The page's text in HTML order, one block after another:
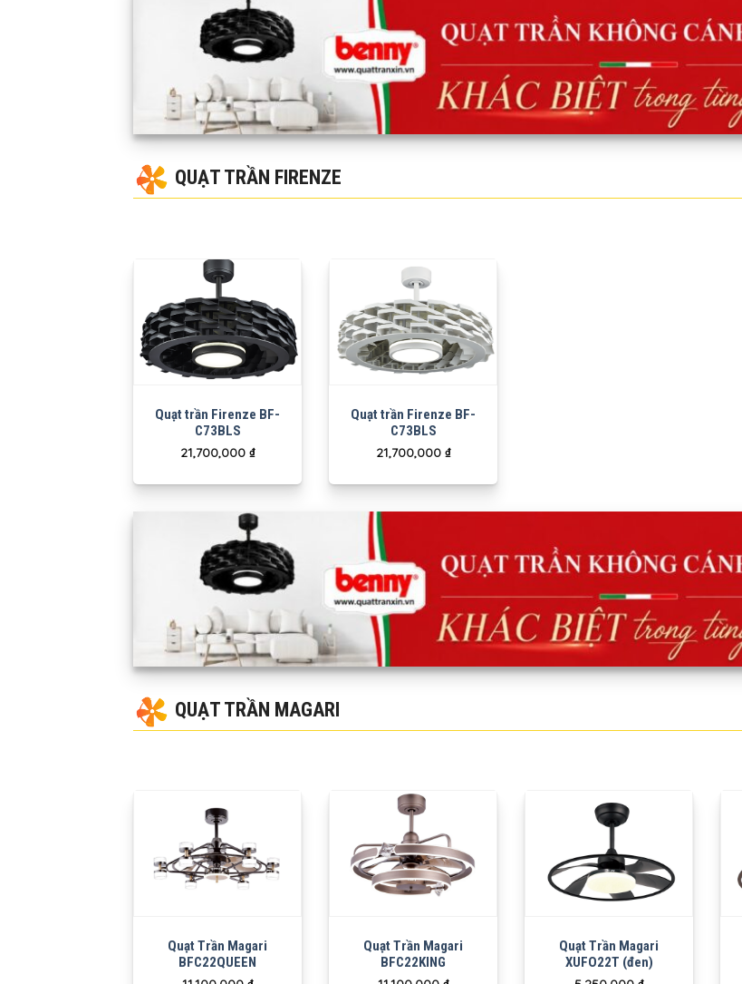
QUẠT TRẦN FIRENZE
Quạt trần Firenze BF-
C73BLS
21,700,000 ₫
Quạt trần Firenze BF-
C73BLS
21,700,000 ₫
QUẠT TRẦN MAGARI
Quạt Trần Magari
BFC22QUEEN
Quạt Trần Magari
BFC22KING
Quạt Trần Magari
XUFO22T (đen)